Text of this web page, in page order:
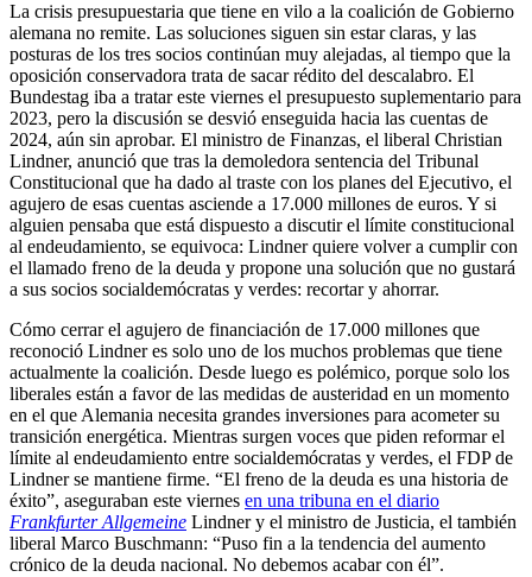
La crisis presupuestaria que tiene en vilo a la coalición de Gobierno
alemana no remite. Las soluciones siguen sin estar claras, y las
posturas de los tres socios continúan muy alejadas, al tiempo que la
oposición conservadora trata de sacar rédito del descalabro. El
Bundestag iba a tratar este viernes el presupuesto suplementario para
2023, pero la discusión se desvió enseguida hacia las cuentas de
2024, aún sin aprobar. El ministro de Finanzas, el liberal Christian
Lindner, anunció que tras la demoledora sentencia del Tribunal
Constitucional que ha dado al traste con los planes del Ejecutivo, el
agujero de esas cuentas asciende a 17.000 millones de euros. Y si
alguien pensaba que está dispuesto a discutir el límite constitucional
al endeudamiento, se equivoca: Lindner quiere volver a cumplir con
el llamado freno de la deuda y propone una solución que no gustará
a sus socios socialdemócratas y verdes: recortar y ahorrar.
Cómo cerrar el agujero de financiación de 17.000 millones que
reconoció Lindner es solo uno de los muchos problemas que tiene
actualmente la coalición. Desde luego es polémico, porque solo los
liberales están a favor de las medidas de austeridad en un momento
en el que Alemania necesita grandes inversiones para acometer su
transición energética. Mientras surgen voces que piden reformar el
límite al endeudamiento entre socialdemócratas y verdes, el FDP de
Lindner se mantiene firme. “El freno de la deuda es una historia de
éxito”, aseguraban este viernes en una tribuna en el diario
Frankfurter Allgemeine Lindner y el ministro de Justicia, el también
liberal Marco Buschmann: “Puso fin a la tendencia del aumento
crónico de la deuda nacional. No debemos acabar con él”.